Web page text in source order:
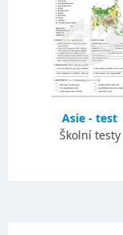
Asie - test
Školní testy